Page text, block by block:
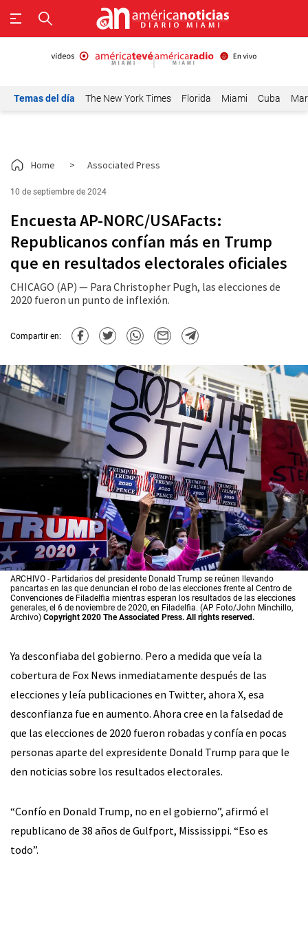
Temas del día The New York Times Florida Miami Cuba
Home > Associated Press
10 de septiembre de 2024
Encuesta AP-NORC/USAFacts:
Republicanos confían más en Trump
que en resultados electorales oficiales
CHICAGO (AP) — Para Christopher Pugh, las elecciones de
2020 fueron un punto de inflexión.
Compartir en:
ARCHIVO - Partidarios del presidente Donald Trump se reúnen llevando
pancartas en las que denuncian el robo de las elecciones frente al Centro de
Convenciones de Filadelfia mientras esperan los resultados de las elecciones
generales, el 6 de noviembre de 2020, en Filadelfia. (AP Foto/John Minchillo,
Archivo) Copyright 2020 The Associated Press. All rights reserved.
Ya desconfiaba del gobierno. Pero a medida que veía la
cobertura de Fox News inmediatamente después de las
elecciones y leía publicaciones en Twitter, ahora X, esa
desconfianza fue en aumento. Ahora cree en la falsedad de
que las elecciones de 2020 fueron robadas y confía en pocas
personas aparte del expresidente Donald Trump para que le
den noticias sobre los resultados electorales.
“Confío en Donald Trump, no en el gobierno”, afirmó el
republicano de 38 años de Gulfport, Mississippi. “Eso es
todo”.